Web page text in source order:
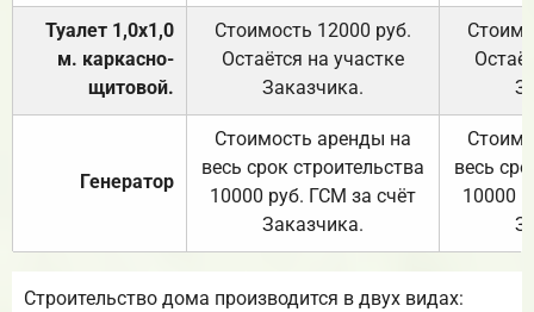
Туалет 1,0х1,0
м. каркасно-
щитовой.
Стоимость 12000 руб.
Остаётся на участке
Заказчика.
Генератор
Стоимость аренды на
весь срок строительства
10000 руб. ГСМ за счёт
Заказчика.
весь
10000
Строительство дома производится в двух видах: